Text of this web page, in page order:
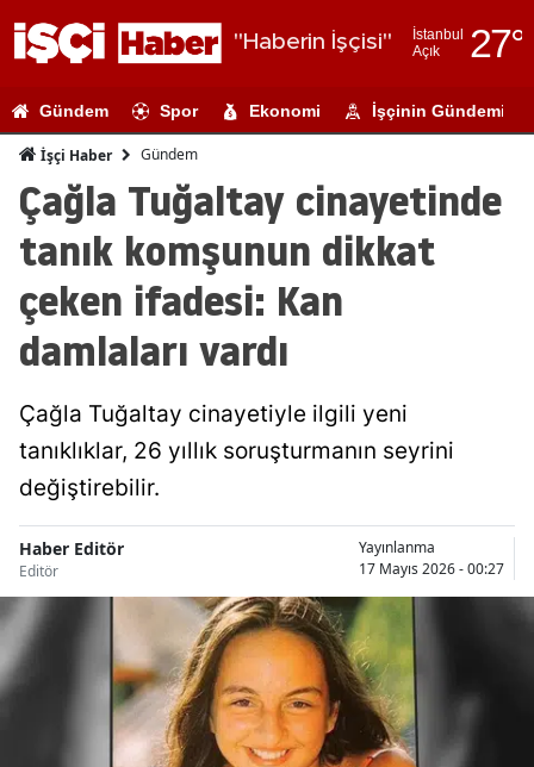
"Haberin İşçisi"
İstanbul
Açık
27°
Adıyaman
Ağrı
Aydın
Bilecik
Bolu
Burdur
Gündem Spor Ekonomi İşçinin Gündemi
İşçi Haber Gündem
Çağla Tuğaltay cinayetinde
tanık komşunun dikkat
çeken ifadesi: Kan
damlaları vardı
Çağla Tuğaltay cinayetiyle ilgili yeni
tanıklıklar, 26 yıllık soruşturmanın seyrini
değiştirebilir.
Haber Editör
Editör
Yayınlanma
17 Mayıs 2026 - 00:27